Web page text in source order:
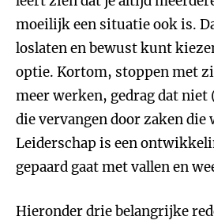
moeilijk een situatie ook is.
loslaten en bewust kunt
optie. Kortom, stoppen met
meer werken, gedrag dat
die vervangen door zaken die
Leiderschap is een
gepaard gaat met vallen en
Hieronder drie belangrijke